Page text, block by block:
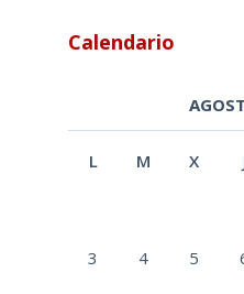
Calendario
L M X
3 4 5